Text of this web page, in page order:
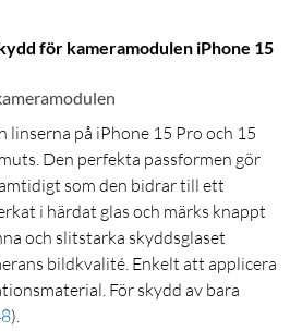
för kameramodulen iPhone 15
linserna på iPhone 15 Pro och 15
Den perfekta passformen gör
som den bidrar till ett
i härdat glas och märks knappt
och slitstarka skyddsglaset
bildkvalité. Enkelt att applicera
För skydd av bara
).